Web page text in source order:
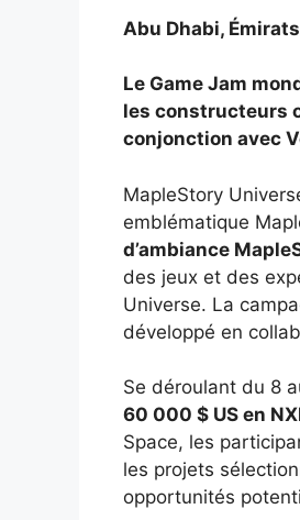
Abu Dhabi,
Le Game Jam
les constructeurs
conjonction avec
MapleStory
emblématique
d’ambiance
des jeux et des
Universe. La
développé en
Se déroulant du 8
60 000 $ US en
Space, les
les projets
opportunités